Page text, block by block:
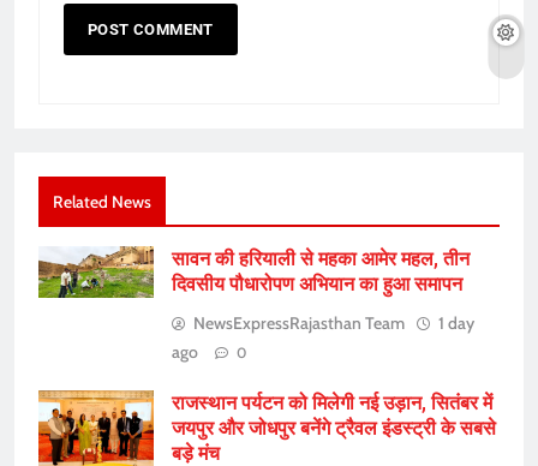
Related News
सावन की हरियाली से महका आमेर महल, तीन
दिवसीय पौधारोपण अभियान का हुआ समापन
NewsExpressRajasthan Team
1 day
ago
0
राजस्थान पर्यटन को मिलेगी नई उड़ान, सितंबर में
जयपुर और जोधपुर बनेंगे ट्रैवल इंडस्ट्री के सबसे
बड़े मंच